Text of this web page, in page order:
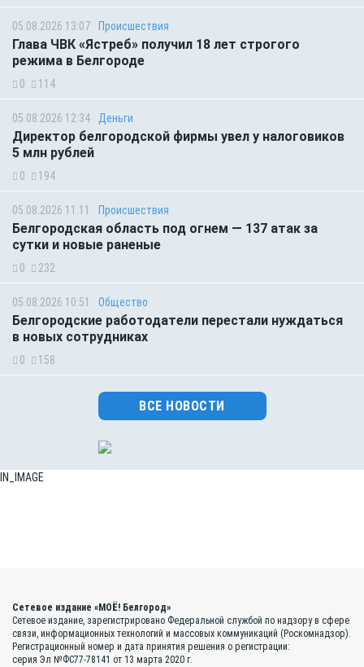
05.08.2026 13:07 Происшествия
Глава ЧВК «Ястреб» получил 18 лет строгого
режима в Белгороде
0 114
05.08.2026 12:34 Деньги
Директор белгородской фирмы увел у налоговиков
5 млн рублей
0 194
05.08.2026 11:11 Происшествия
Белгородская область под огнем — 137 атак за
сутки и новые раненые
0 232
05.08.2026 10:51 Общество
Белгородские работодатели перестали нуждаться
в новых сотрудниках
0 158
ВСЕ НОВОСТИ
IN_IMAGE
Сетевое издание «МОЁ! Белгород»
Сетевое издание, зарегистрировано Федеральной службой по надзору в сфере
связи, информационных технологий и массовых коммуникаций (Роскомнадзор).
Регистрационный номер и дата принятия решения о регистрации:
серия Эл №ФС77-78141 от 13 марта 2020 г.